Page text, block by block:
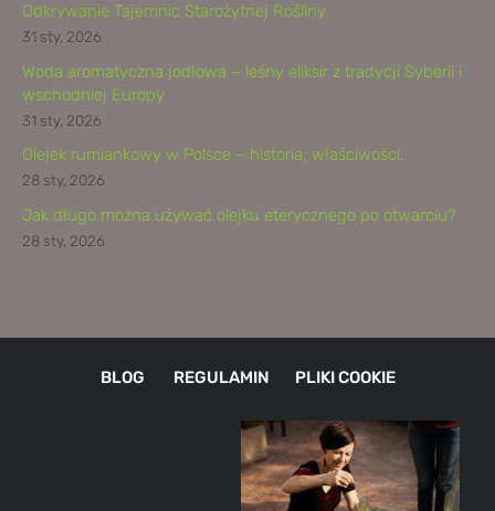
Odkrywanie Tajemnic Starożytnej Rośliny
31 sty, 2026
Woda aromatyczna jodłowa – leśny eliksir z tradycji Syberii i
wschodniej Europy
31 sty, 2026
Olejek rumiankowy w Polsce – historia, właściwości.
28 sty, 2026
Jak długo można używać olejku eterycznego po otwarciu?
28 sty, 2026
BLOG REGULAMIN PLIKI COOKIE